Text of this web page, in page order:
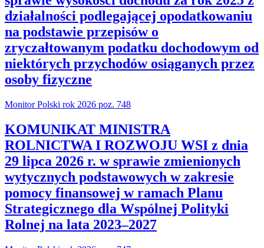
działalności podlegającej opodatkowaniu
na podstawie przepisów o
zryczałtowanym podatku dochodowym od
niektórych przychodów osiąganych przez
osoby fizyczne
Monitor Polski rok 2026 poz. 748
KOMUNIKAT MINISTRA
ROLNICTWA I ROZWOJU WSI z dnia
29 lipca 2026 r. w sprawie zmienionych
wytycznych podstawowych w zakresie
pomocy finansowej w ramach Planu
Strategicznego dla Wspólnej Polityki
Rolnej na lata 2023–2027